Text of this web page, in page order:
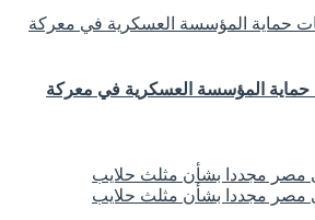
حماية المؤسسة العسكرية في معركة